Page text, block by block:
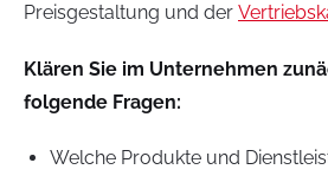
Preisgestaltung und der
Klären Sie im Unternehmen
folgende Fragen:
Welche Produkte und